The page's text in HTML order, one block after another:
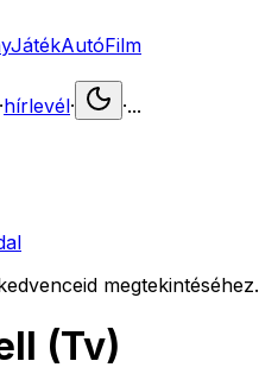
JátékAutóFilm
·hírlevél· ·...
megtekintéséhez.
(Tv)